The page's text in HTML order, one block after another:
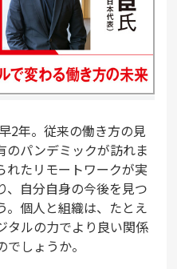
2年。従来の働き方の見
のパンデミックが訪れま
れたリモートワークが実
、自分自身の今後を見つ
。個人と組織は、たとえ
タルの力でより良い関係
しょうか。